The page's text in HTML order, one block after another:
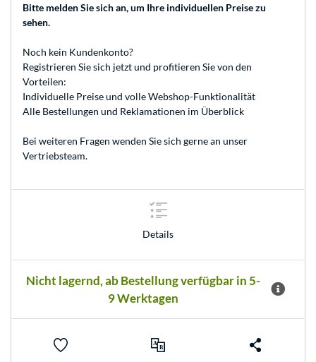
Bitte melden Sie sich an, um Ihre individuellen Preise zu
sehen.
Noch kein Kundenkonto?
Registrieren Sie sich jetzt und profitieren Sie von den
Vorteilen:
Individuelle Preise und volle Webshop-Funktionalität
Alle Bestellungen und Reklamationen im Überblick
Bei weiteren Fragen wenden Sie sich gerne an unser
Vertriebsteam.
Details
Nicht lagernd, ab Bestellung verfügbar in 5-
9 Werktagen